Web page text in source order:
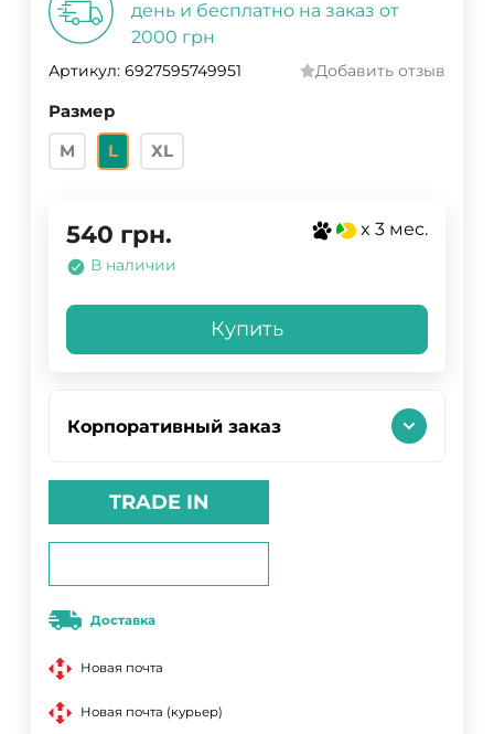
день и бесплатно на заказ от
2000 грн
Артикул: 6927595749951 Добавить отзыв
Размер
M L XL
540 грн. x 3 мес.
В наличии
Купить
Корпоративный заказ
TRADE IN
Доставка
Новая почта
Новая почта (курьер)